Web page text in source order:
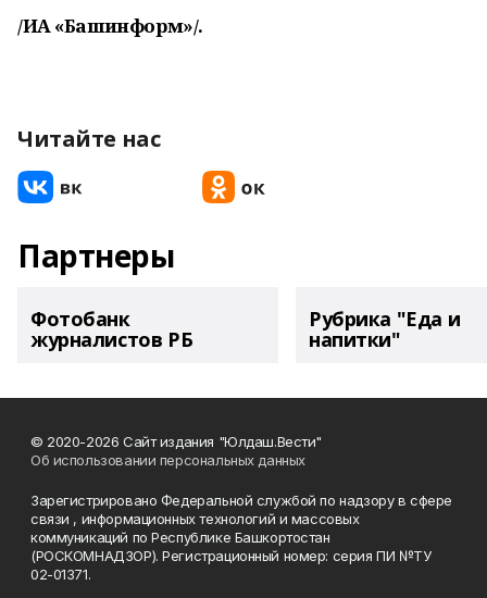
/ИА «Башинформ»/.
Читайте нас
Партнеры
Фотобанк
журналистов РБ
Рубрика "Еда и
напитки"
© 2020-2026 Сайт издания "Юлдаш.Вести"
Об использовании персональных данных
Зарегистрировано Федеральной службой по надзору в сфере
связи , информационных технологий и массовых
коммуникаций по Республике Башкортостан
(РОСКОМНАДЗОР). Регистрационный номер: серия ПИ №ТУ
02-01371.